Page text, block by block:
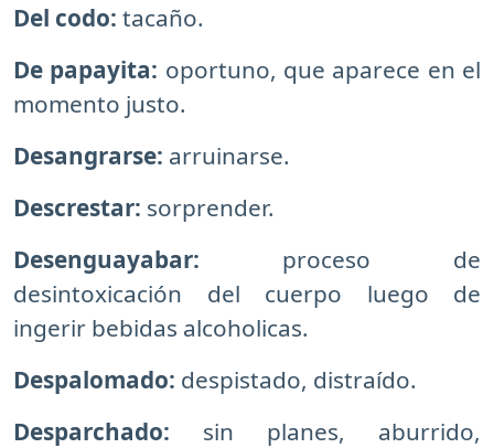
Del codo: tacaño.
De papayita: oportuno, que aparece en el
momento justo.
Desangrarse: arruinarse.
Descrestar: sorprender.
Desenguayabar: proceso de
desintoxicación del cuerpo luego de
ingerir bebidas alcoholicas.
Despalomado: despistado, distraído.
Desparchado: sin planes, aburrido,